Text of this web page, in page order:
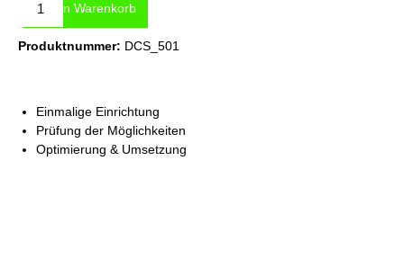
In den Warenkorb
Produktnummer: DCS_501
Einmalige Einrichtung
Prüfung der Möglichkeiten
Optimierung & Umsetzung